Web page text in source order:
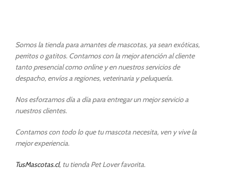
Somos la tienda para amantes de mascotas, ya sean exóticas,
perritos o gatitos. Contamos con la mejor atención al cliente
tanto presencial como online y en nuestros servicios de
despacho, envíos a regiones, veterinaria y peluquería.
Nos esforzamos día a día para entregar un mejor servicio a
nuestros clientes.
Contamos con todo lo que tu mascota necesita, ven y vive la
mejor experiencia.
TusMascotas.cl, tu tienda Pet Lover favorita.